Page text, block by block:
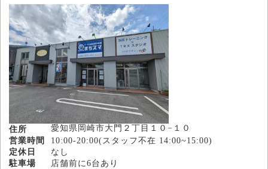
住所
愛知県岡崎市大門２丁目１０−１０
営業時間
10:00-20:00(スタッフ不在 14:00~15:00)
定休日
なし
駐車場
店舗前に6台あり